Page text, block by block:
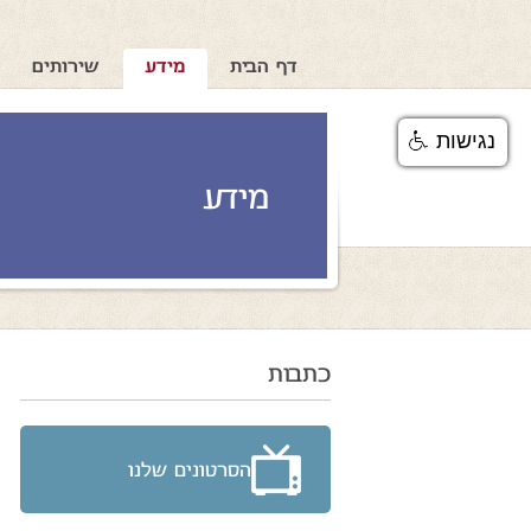
דף הבית מידע שירותים
מידע
כתבות
הסרטונים שלנו
נגישות